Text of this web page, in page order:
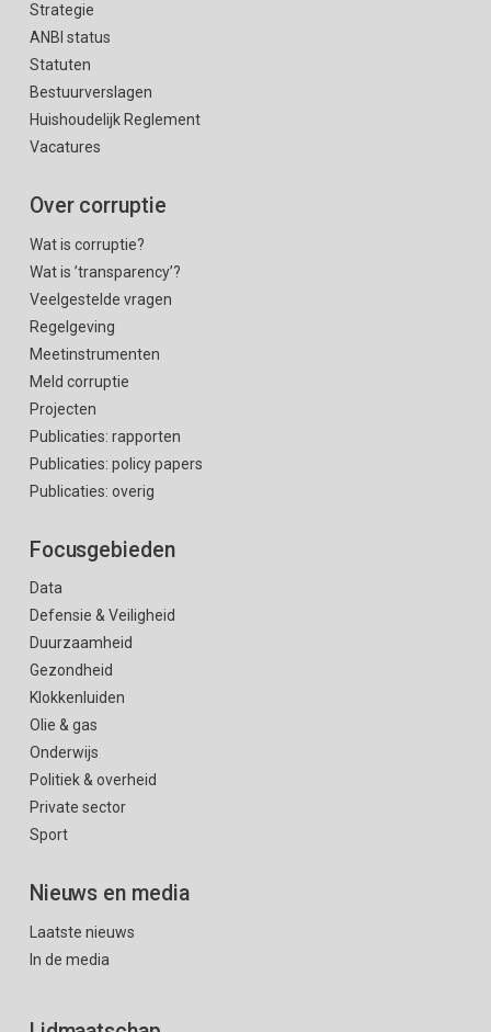
Strategie
ANBI status
Statuten
Bestuurverslagen
Huishoudelijk Reglement
Vacatures
Over corruptie
Wat is corruptie?
Wat is ’transparency’?
Veelgestelde vragen
Regelgeving
Meetinstrumenten
Meld corruptie
Projecten
Publicaties: rapporten
Publicaties: policy papers
Publicaties: overig
Focusgebieden
Data
Defensie & Veiligheid
Duurzaamheid
Gezondheid
Klokkenluiden
Olie & gas
Onderwijs
Politiek & overheid
Private sector
Sport
Nieuws en media
Laatste nieuws
In de media